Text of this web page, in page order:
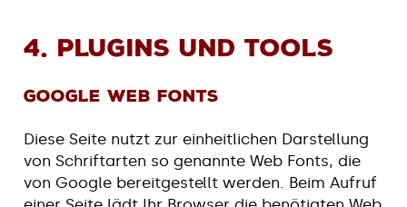
4. Plugins und Tools
Google Web Fonts
Diese Seite nutzt zur einheitlichen Darstellung
von Schriftarten so genannte Web Fonts, die
von Google bereitgestellt werden. Beim Aufruf